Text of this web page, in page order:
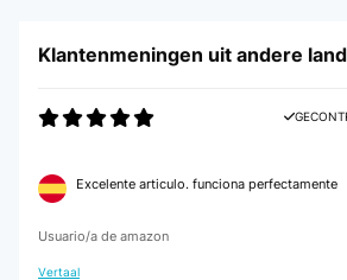
Klantenmeningen uit andere
Excelente articulo. funciona perfectamente
Usuario/a de amazon
Vertaal